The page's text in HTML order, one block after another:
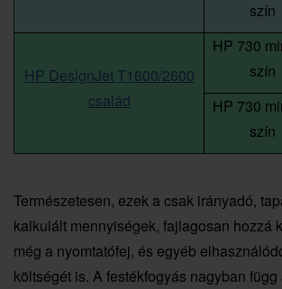
szín
HP DesignJet T1600/2600
család
HP 730
szín
HP 730
szín
Természetesen, ezek a csak irányadó,
kalkulált mennyiségek, fajlagosan hozzá
még a nyomtatófej, és egyéb
költségét is. A festékfogyás nagyban